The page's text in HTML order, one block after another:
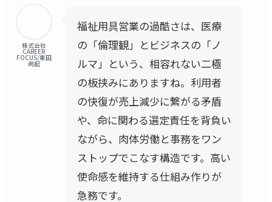
株式会社
CAREER
FOCUS/東田
尚起
福祉用具営業の過酷さは、医療
の「倫理観」とビジネスの「ノ
ルマ」という、相容れない二極
の板挟みにありますね。利用者
の快復が売上減少に繋がる矛盾
や、命に関わる選定責任を背負い
ながら、肉体労働と事務をワン
ストップでこなす構造です。高い
使命感を維持する仕組み作りが
急務です。